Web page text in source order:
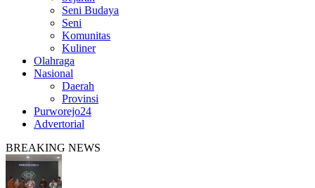
Seni Budaya
Seni
Komunitas
Kuliner
Olahraga
Nasional
Daerah
Provinsi
Purworejo24
Advertorial
BREAKING NEWS